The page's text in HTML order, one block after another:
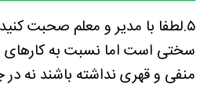
۵.لطفا با مدیر و معلم صحبت
سختی است اما نسبت به
منفی و قهری نداشته باشند نه در